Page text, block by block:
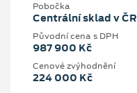
Pobočka
Centrální sklad v ČR
Původní cena s DPH
987 900 Kč
Cenové zvýhodnění
224 000 Kč